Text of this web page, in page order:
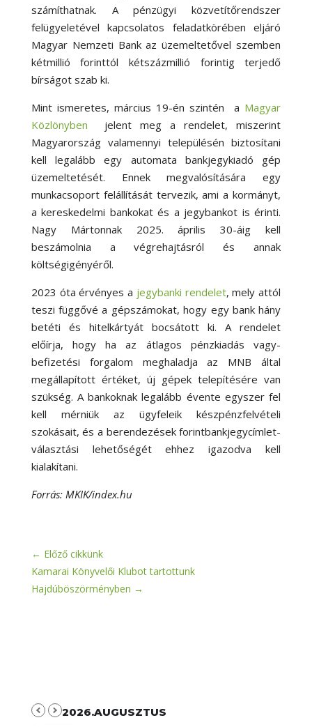
számíthatnak. A pénzügyi közvetítőrendszer
felügyeletével kapcsolatos feladatkörében eljáró
Magyar Nemzeti Bank az üzemeltetővel szemben
kétmillió forinttól kétszázmillió forintig terjedő
bírságot szab ki.
Mint ismeretes, március 19-én szintén a Magyar
Közlönyben
jelent meg a rendelet, miszerint
Magyarország valamennyi településén biztosítani
kell legalább egy automata bankjegykiadó gép
üzemeltetését. Ennek megvalósítására egy
munkacsoport felállítását tervezik, ami a kormányt,
a kereskedelmi bankokat és a jegybankot is érinti.
Nagy Mártonnak 2025. április 30-áig kell
beszámolnia a végrehajtásról és annak
költségigényéről.
2023 óta érvényes a jegybanki rendelet, mely attól
teszi függővé a gépszámokat, hogy egy bank hány
betéti és hitelkártyát bocsátott ki. A rendelet
előírja, hogy ha az átlagos pénzkiadás vagy-
befizetési forgalom meghaladja az MNB által
megállapított értéket, új gépek telepítésére van
szükség. A bankoknak legalább évente egyszer fel
kell mérniük az ügyfeleik készpénzfelvételi
szokásait, és a berendezések forintbankjegycímlet-
választási lehetőségét ehhez igazodva kell
kialakítani.
Forrás: MKIK/index.hu
← Előző cikkünk
Kamarai Könyvelői Klubot tartottunk
Hajdúböszörményben →
2026.AUGUSZTUS